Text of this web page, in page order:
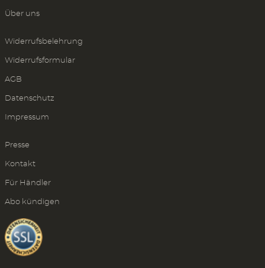
Über uns
Widerrufsbelehrung
Widerrufsformular
AGB
Datenschutz
Impressum
Presse
Kontakt
Für Händler
Abo kündigen